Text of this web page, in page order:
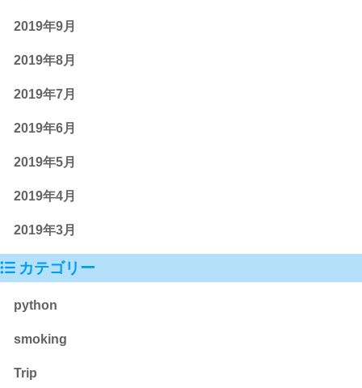
2019年9月
2019年8月
2019年7月
2019年6月
2019年5月
2019年4月
2019年3月
カテゴリー
python
smoking
Trip